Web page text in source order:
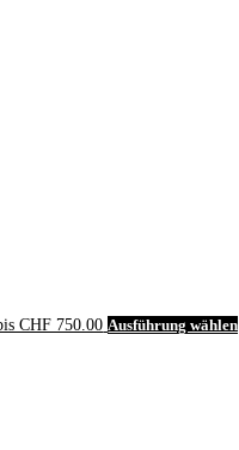
CHF 750.00 Ausführung wählen